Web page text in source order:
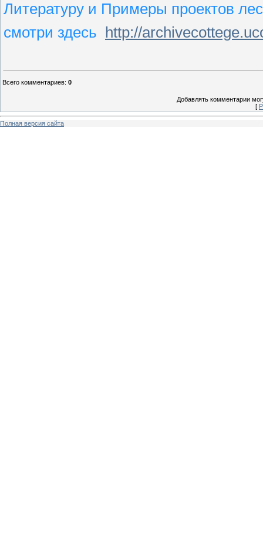
Литературу и Примеры проектов
смотри здесь
http://
Всего комментариев: 0
Добавлять комментарии
[
Полная версия сайта